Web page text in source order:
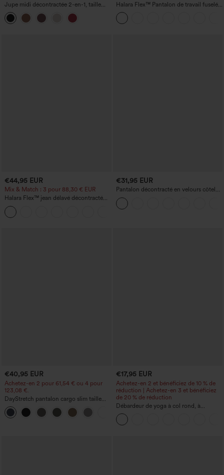
Jupe midi décontractée 2-en-1, taille
haute à effet gainant, froncée avec
ourlet arrondi, en polaire et PU
Halara Flex™ Pantalon de travail fuselé,
uni, taille haute, avec poches
€44,95 EUR
Mix & Match : 3 pour 88,30 € EUR
Halara Flex™ jean délavé décontracté
taille haute à poches, coupe baggy à
jambe large
€31,95 EUR
Pantalon décontracté en velours côtelé,
taille mi-haute, poche zippée
€40,95 EUR
Achetez-en 2 pour 61,54 € ou 4 pour
123,08 €.
DayStretch pantalon cargo slim taille
haute, poches zippées, uni
€17,95 EUR
Achetez-en 2 et bénéficiez de 10 % de
réduction | Achetez-en 3 et bénéficiez
de 20 % de réduction
Débardeur de yoga à col rond, à
fronces, effet rafraîchissant - UPF50+